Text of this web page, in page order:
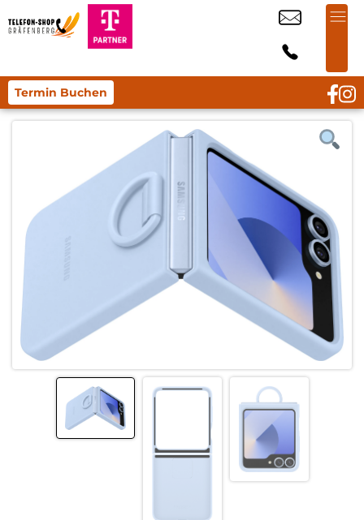
Termin Buchen